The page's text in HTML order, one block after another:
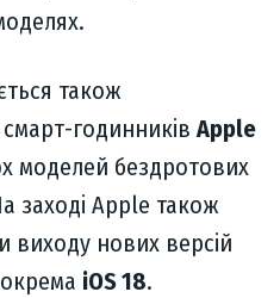
також
годинників Apple
моделей бездротових
заході Apple також
виходу нових версій
iOS 18.